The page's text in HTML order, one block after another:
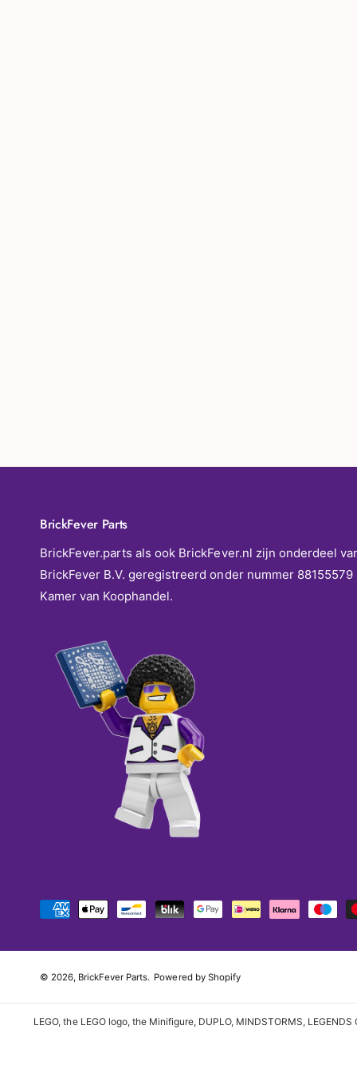
BrickFever Parts
BrickFever.parts als ook BrickFever.nl zijn onderdeel
BrickFever B.V. geregistreerd onder nummer 88155579
Kamer van Koophandel.
t
a
l
© 2026, BrickFever Parts. Powered by Shopify
LEGO, the LEGO logo, the Minifigure, DUPLO, MINDSTORMS,